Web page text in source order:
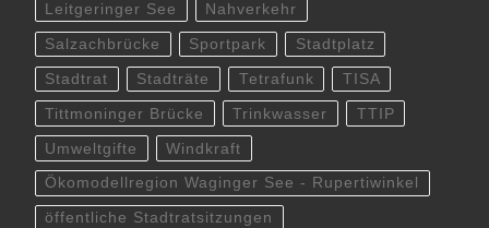
Leitgeringer See Nahverkehr
Salzachbrücke Sportpark Stadtplatz
Stadtrat Stadträte Tetrafunk TISA
Tittmoninger Brücke Trinkwasser TTIP
Umweltgifte Windkraft
Ökomodellregion Waginger See - Rupertiwinkel
öffentliche Stadtratsitzungen